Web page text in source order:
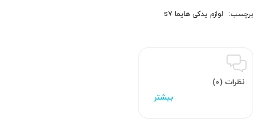
برچسب: لوازم یدکی هایما s7
نظرات (0)